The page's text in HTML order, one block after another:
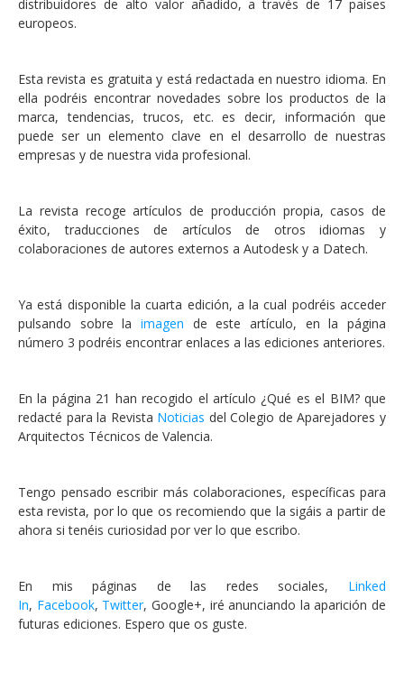
distribuidores de alto valor añadido, a través de 17 países
europeos.
Esta revista es gratuita y está redactada en nuestro idioma. En
ella podréis encontrar novedades sobre los productos de la
marca, tendencias, trucos, etc. es decir, información que
puede ser un elemento clave en el desarrollo de nuestras
empresas y de nuestra vida profesional.
La revista recoge artículos de producción propia, casos de
éxito, traducciones de artículos de otros idiomas y
colaboraciones de autores externos a Autodesk y a Datech.
Ya está disponible la cuarta edición, a la cual podréis acceder
pulsando sobre la imagen de este artículo, en la página
número 3 podréis encontrar enlaces a las ediciones anteriores.
En la página 21 han recogido el artículo ¿Qué es el BIM? que
redacté para la Revista Noticias del Colegio de Aparejadores y
Arquitectos Técnicos de Valencia.
Tengo pensado escribir más colaboraciones, específicas para
esta revista, por lo que os recomiendo que la sigáis a partir de
ahora si tenéis curiosidad por ver lo que escribo.
En mis páginas de las redes sociales, Linked
In, Facebook, Twitter, Google+, iré anunciando la aparición de
futuras ediciones. Espero que os guste.